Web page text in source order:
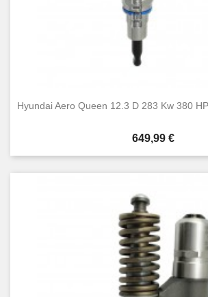
Hyundai Aero Queen 12.3 D 283 Kw 380
Cena
649,99 €